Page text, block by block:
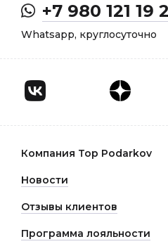
+7 980 121 19
Whatsapp, круглосуточно
Компания Top Podarkov
Новости
Отзывы клиентов
Программа лояльности